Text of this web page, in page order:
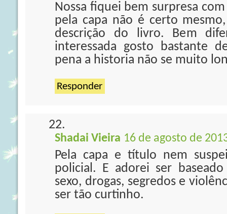
Nossa fiquei bem surpresa
pela capa não é certo
descrição do livro. Bem
interessada gosto bastante
pena a historia não se muito
Responder
Shadai Vieira 16 de agosto de
Pela capa e título nem
policial. E adorei ser
sexo, drogas, segredos e
ser tão curtinho.